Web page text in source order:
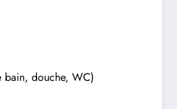
bain, douche, WC)